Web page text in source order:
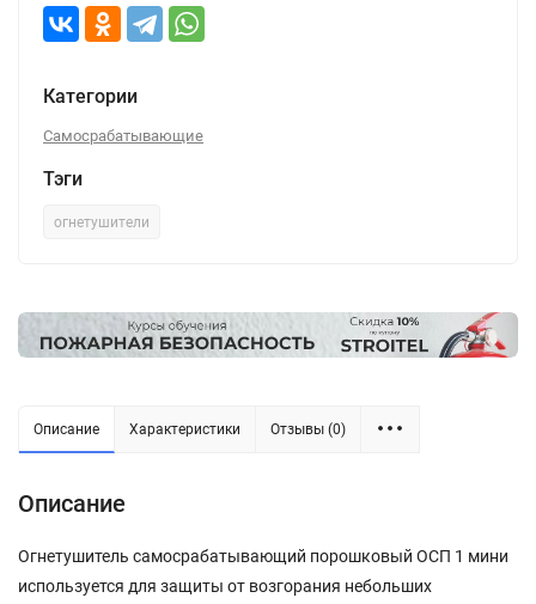
Категории
Самосрабатывающие
Тэги
огнетушители
Описание Характеристики Отзывы (0)
Описание
Огнетушитель самосрабатывающий порошковый ОСП 1 мини
используется для защиты от возгорания небольших